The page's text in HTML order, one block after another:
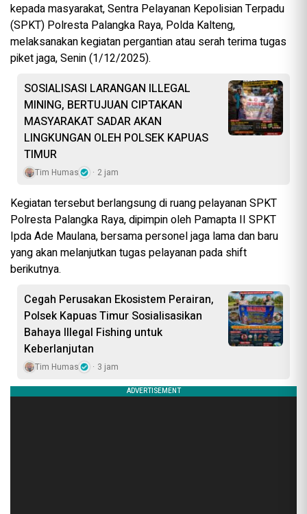
kepada masyarakat, Sentra Pelayanan Kepolisian Terpadu
(SPKT) Polresta Palangka Raya, Polda Kalteng,
melaksanakan kegiatan pergantian atau serah terima tugas
piket jaga, Senin (1/12/2025).
SOSIALISASI LARANGAN ILLEGAL
MINING, BERTUJUAN CIPTAKAN
MASYARAKAT SADAR AKAN
LINGKUNGAN OLEH POLSEK KAPUAS
TIMUR
Tim Humas 2 jam
Kegiatan tersebut berlangsung di ruang pelayanan SPKT
Polresta Palangka Raya, dipimpin oleh Pamapta II SPKT
Ipda Ade Maulana, bersama personel jaga lama dan baru
yang akan melanjutkan tugas pelayanan pada shift
berikutnya.
Cegah Perusakan Ekosistem Perairan,
Polsek Kapuas Timur Sosialisasikan
Bahaya Illegal Fishing untuk
Keberlanjutan
Tim Humas 3 jam